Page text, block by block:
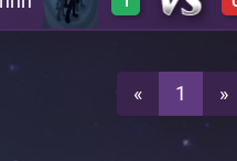
A26
« 1 »